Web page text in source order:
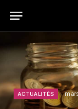
ACTUALITÉS